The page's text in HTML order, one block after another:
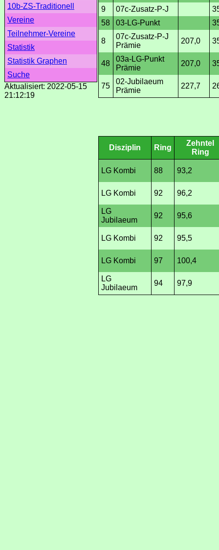
10b-ZS-Traditionell
Vereine
Teilnehmer-Vereine
Statistik
Statistik Graphen
Suche
Aktualisiert: 2022-05-15
21:12:19
9
07c-Zusatz-P-J
58
03-LG-Punkt
8
07c-Zusatz-P-J
Prämie
207,0
48
03a-LG-Punkt
Prämie
207,0
75
02-Jubilaeum
Prämie
227,7
Disziplin Ring
Zehntel
Ring
LG Kombi 88 93,2
LG Kombi 92 96,2
LG
Jubilaeum
92 95,6
LG Kombi 92 95,5
LG Kombi 97 100,4
LG
Jubilaeum
94 97,9